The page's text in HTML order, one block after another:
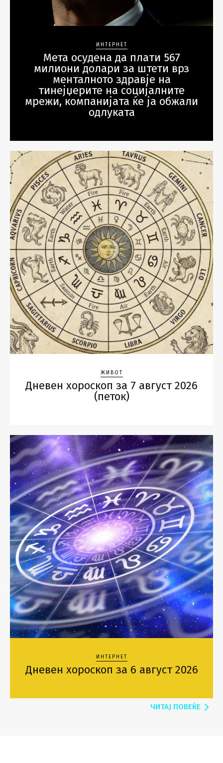
ИНТЕРНЕТ
Мета осудена да плати 567
милиони долари за штети врз
менталното здравје на
тинејџерите на социјалните
мрежи, компанијата ќе ја обжали
одлуката
ЖИВОТ
Дневен хороскоп за 7 август 2026
(петок)
ИНТЕРНЕТ
Дневен хороскоп за 6 август 2026
ЧИТАЈ ПОВЕЌЕ